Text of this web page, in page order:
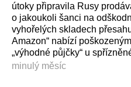
útoky připravila Rusy
o jakoukoli šanci na
vyhořelých skladech
Amazon“ nabízí
„výhodné půjčky“ u
minulý měsíc